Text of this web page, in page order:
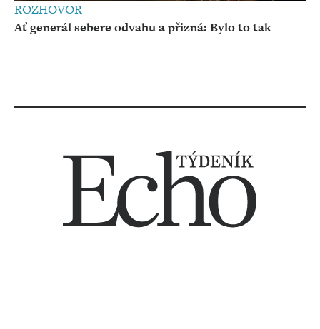
ROZHOVOR
Ať generál sebere odvahu a přizná: Bylo to tak